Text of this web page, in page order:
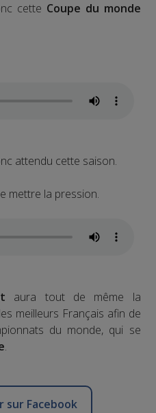
cette Coupe du monde
attendu cette saison.
mettre la pression.
aura tout de même la
meilleurs Français afin de
du monde, qui se
.
sur Facebook